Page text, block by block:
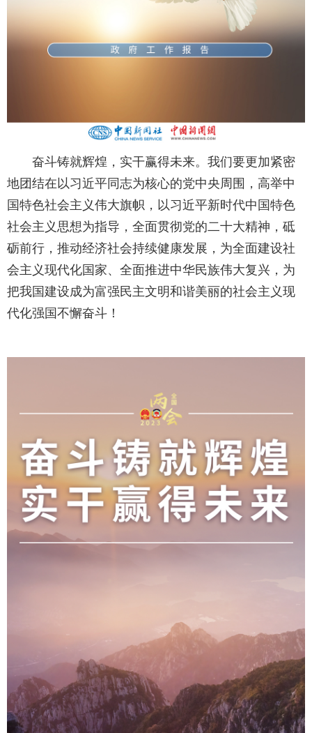
奋斗铸就辉煌，实干赢得未来。我们要更加紧密
地团结在以习近平同志为核心的党中央周围，高举中
国特色社会主义伟大旗帜，以习近平新时代中国特色
社会主义思想为指导，全面贯彻党的二十大精神，砥
砺前行，推动经济社会持续健康发展，为全面建设社
会主义现代化国家、全面推进中华民族伟大复兴，为
把我国建设成为富强民主文明和谐美丽的社会主义现
代化强国不懈奋斗！